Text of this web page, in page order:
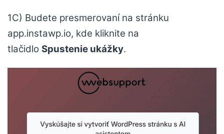
1C) Budete presmerovaní na stránku
app.instawp.io, kde kliknite na
tlačidlo Spustenie ukážky.